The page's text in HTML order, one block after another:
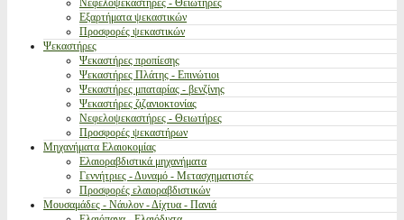
Νεφελοψεκαστήρες - Θειωτήρες
Εξαρτήματα ψεκαστικών
Προσφορές ψεκαστικών
Ψεκαστήρες
Ψεκαστήρες προπίεσης
Ψεκαστήρες Πλάτης - Επινώτιοι
Ψεκαστήρες μπαταρίας - βενζίνης
Ψεκαστήρες ζιζανιοκτονίας
Νεφελοψεκαστήρες - Θειωτήρες
Προσφορές ψεκαστήρων
Μηχανήματα Ελαιοκομίας
Ελαιοραβδιστικά μηχανήματα
Γεννήτριες - Δυναμό - Μετασχηματιστές
Προσφορές ελαιοραβδιστικών
Μουσαμάδες - Νάυλον - Δίχτυα - Πανιά